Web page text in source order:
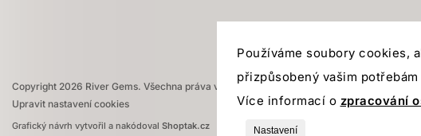
Používáme soubory cookies,
přizpůsobený vašim
Více informací o zpracování
Nastavení
Copyright 2026 River Gems. Všechna práva vyhrazena.
Upravit nastavení cookies
Grafický návrh vytvořil a nakódoval Shoptak.cz